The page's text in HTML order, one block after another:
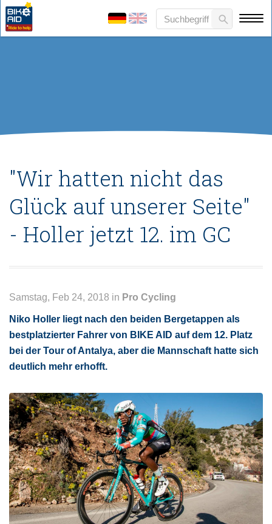
"Wir hatten nicht das
Glück auf unserer Seite"
- Holler jetzt 12. im GC
Samstag, Feb 24, 2018 in Pro Cycling
Niko Holler liegt nach den beiden Bergetappen als
bestplatzierter Fahrer von BIKE AID auf dem 12. Platz
bei der Tour of Antalya, aber die Mannschaft hatte sich
deutlich mehr erhofft.